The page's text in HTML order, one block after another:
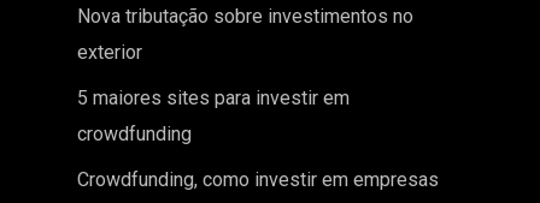
Nova tributação sobre investimentos no
exterior
5 maiores sites para investir em
crowdfunding
Crowdfunding, como investir em empresas